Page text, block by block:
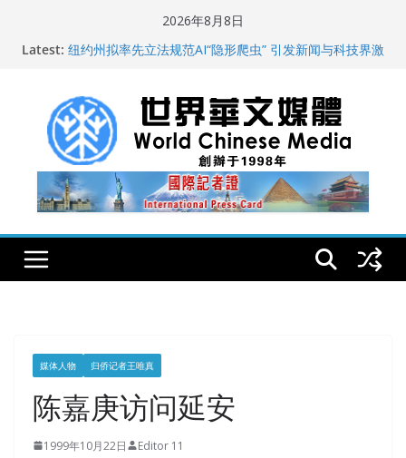
2026年8月8日
Latest: 全球新闻业正面临“代际脱钩”
玛雅的世界
世界华文大众传播媒体协会公开声明
从一杯沉香叶茶到一缕海南天香：加拿大茶艺师邓岚月
海南沉香文化考察纪行
媒体人物 归侨记者王唯真
陈嘉庚访问延安
1999年10月22日 Editor 11